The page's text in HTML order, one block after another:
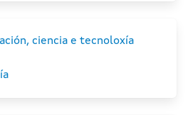
ciencia e tecnoloxía